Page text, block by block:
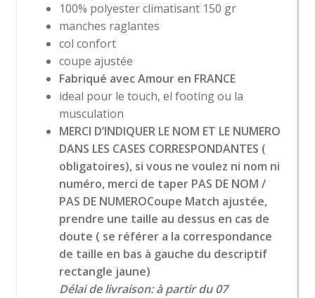
100% polyester climatisant 150 gr
manches raglantes
col confort
coupe ajustée
Fabriqué avec Amour en FRANCE
ideal pour le touch, el footing ou la
musculation
MERCI D’INDIQUER LE NOM ET LE NUMERO
DANS LES CASES CORRESPONDANTES (
obligatoires), si vous ne voulez ni nom ni
numéro, merci de taper PAS DE NOM /
PAS DE NUMEROCoupe Match ajustée,
prendre une taille au dessus en cas de
doute ( se référer a la correspondance
de taille en bas à gauche du descriptif
rectangle jaune)
Délai de livraison: à partir du 07